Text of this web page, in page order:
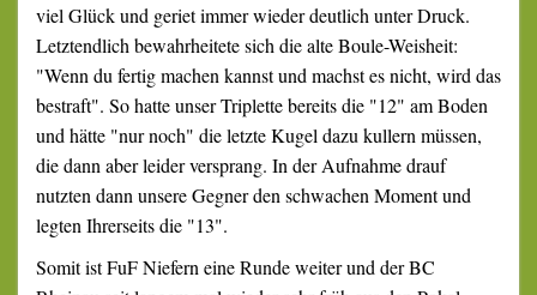
viel Glück und geriet immer wieder deutlich unter Druck.
Letztendlich bewahrheitete sich die alte Boule-Weisheit:
"Wenn du fertig machen kannst und machst es nicht, wird das
bestraft". So hatte unser Triplette bereits die "12" am Boden
und hätte "nur noch" die letzte Kugel dazu kullern müssen,
die dann aber leider versprang. In der Aufnahme drauf
nutzten dann unsere Gegner den schwachen Moment und
legten Ihrerseits die "13".
Somit ist FuF Niefern eine Runde weiter und der BC